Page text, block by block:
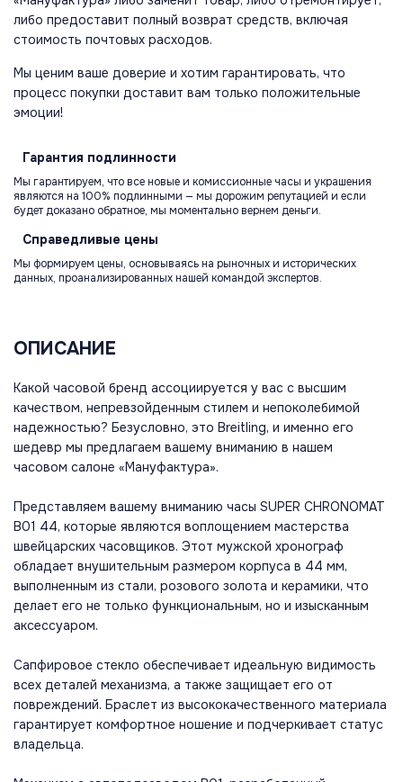
либо предоставит полный возврат средств, включая
стоимость почтовых расходов.
Мы ценим ваше доверие и хотим гарантировать, что
процесс покупки доставит вам только положительные
эмоции!
Гарантия подлинности
Мы гарантируем, что все новые и комиссионные часы и украшения
являются на 100% подлинными — мы дорожим репутацией и если
будет доказано обратное, мы моментально вернем деньги.
Справедливые цены
Мы формируем цены, основываясь на рыночных и исторических
данных, проанализированных нашей командой экспертов.
ОПИСАНИЕ
Какой часовой бренд ассоциируется у вас с высшим
качеством, непревзойденным стилем и непоколебимой
надежностью? Безусловно, это Breitling, и именно его
шедевр мы предлагаем вашему вниманию в нашем
часовом салоне «Мануфактура».
Представляем вашему вниманию часы SUPER CHRONOMAT
B01 44, которые являются воплощением мастерства
швейцарских часовщиков. Этот мужской хронограф
обладает внушительным размером корпуса в 44 мм,
выполненным из стали, розового золота и керамики, что
делает его не только функциональным, но и изысканным
аксессуаром.
Сапфировое стекло обеспечивает идеальную видимость
всех деталей механизма, а также защищает его от
повреждений. Браслет из высококачественного материала
гарантирует комфортное ношение и подчеркивает статус
владельца.